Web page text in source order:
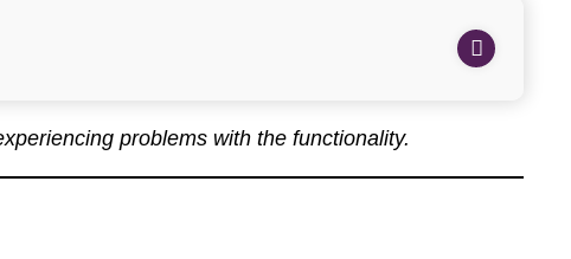
problems with the functionality.